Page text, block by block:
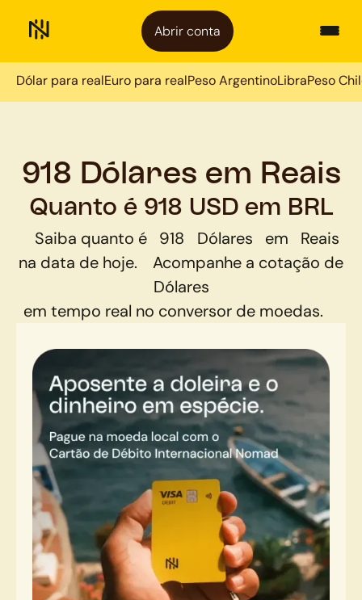
Abrir conta
Dólar para realEuro para realPeso ArgentinoLibraPeso
918 Dólares em Reais
Quanto é 918 USD em BRL
Saiba quanto é 918 Dólares em
Reais
na data de hoje.
Acompanhe a cotação de
Dólares
em tempo real no conversor de moedas.